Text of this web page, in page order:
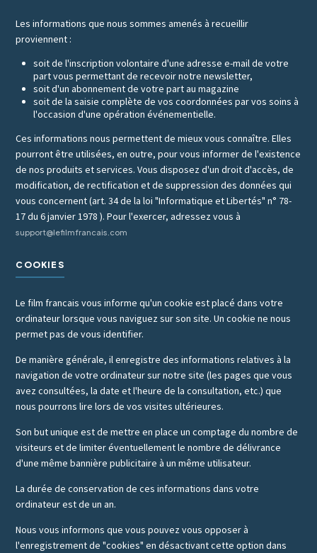
Les informations que nous sommes amenés à recueillir
proviennent :
soit de l'inscription volontaire d'une adresse e-mail de votre
part vous permettant de recevoir notre newsletter,
soit d'un abonnement de votre part au magazine
soit de la saisie complète de vos coordonnées par vos soins à
l'occasion d'une opération événementielle.
Ces informations nous permettent de mieux vous connaître. Elles
pourront être utilisées, en outre, pour vous informer de l'existence
de nos produits et services. Vous disposez d'un droit d'accès, de
modification, de rectification et de suppression des données qui
vous concernent (art. 34 de la loi "Informatique et Libertés" n° 78-
17 du 6 janvier 1978 ). Pour l'exercer, adressez vous à
support@lefilmfrancais.com
COOKIES
Le film francais vous informe qu'un cookie est placé dans votre
ordinateur lorsque vous naviguez sur son site. Un cookie ne nous
permet pas de vous identifier.
De manière générale, il enregistre des informations relatives à la
navigation de votre ordinateur sur notre site (les pages que vous
avez consultées, la date et l'heure de la consultation, etc.) que
nous pourrons lire lors de vos visites ultérieures.
Son but unique est de mettre en place un comptage du nombre de
visiteurs et de limiter éventuellement le nombre de délivrance
d'une même bannière publicitaire à un même utilisateur.
La durée de conservation de ces informations dans votre
ordinateur est de un an.
Nous vous informons que vous pouvez vous opposer à
l'enregistrement de "cookies" en désactivant cette option dans